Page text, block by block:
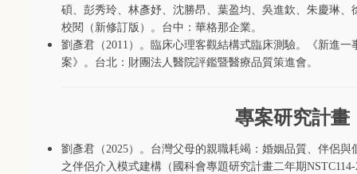
碩、彭秀玲、林彥妤、沈勝昂、葉盈均、吳進欽、朱慶琳
校閱（新修訂版）。台中：華格那企業。
劉彥君（2011 ）。臨床心理客觀結構式臨床測驗。《新進一
案》。台北：財團法人醫院評鑑暨醫療品質策進會。
專案研究計畫
劉彥君（2025）。台灣父母的親職耗竭：婚姻品質、伴侶
之伴侶介入模式建構（國科會專題研究計畫二年期